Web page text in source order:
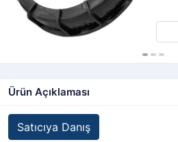
Ürün Açıklaması
Satıcıya Danış